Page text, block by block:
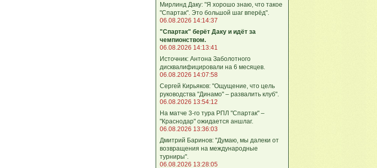
Мирлинд Даку: "Я хорошо знаю, что такое
"Спартак". Это большой шаг вперёд".
06.08.2026 14:14:37
"Спартак" берёт Даку и идёт за
чемпионством.
06.08.2026 14:13:41
Источник: Антона Заболотного
дисквалифицировали на 6 месяцев.
06.08.2026 14:07:58
Сергей Кирьяков: "Ощущение, что цель
руководства "Динамо" – развалить клуб".
06.08.2026 13:54:12
На матче 3-го тура РПЛ "Спартак" –
"Краснодар" ожидается аншлаг.
06.08.2026 13:36:03
Дмитрий Баринов: "Думаю, мы далеки от
возвращения на международные
турниры".
06.08.2026 13:28:05